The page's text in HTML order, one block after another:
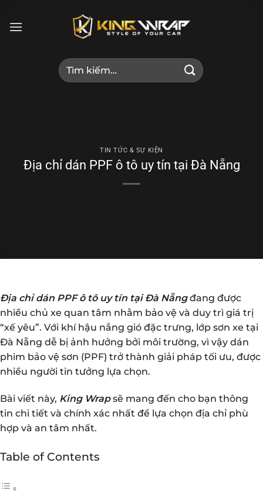
qua
Tìm
kiếm:
TIN TỨC & SỰ KIỆN
Địa chỉ dán PPF ô tô uy tín tại Đà Nẵng
Địa chỉ dán PPF ô tô uy tín tại Đà Nẵngđang được
nhiều chủ xe quan tâm nhằm bảo vệ và duy trì giá trị
“xế yêu”. Với khí hậu nắng gió đặc trưng, lớp sơn xe tại
Đà Nẵng dễ bị ảnh hưởng bởi môi trường, vì vậy dán
phim bảo vệ sơn (PPF) trở thành giải pháp tối ưu, được
nhiều người tin tưởng lựa chọn.
Bài viết này, King Wrapsẽ mang đến cho bạn thông
tin chi tiết và chính xác nhất để lựa chọn địa chỉ phù
hợp và an tâm nhất.
Table of Contents